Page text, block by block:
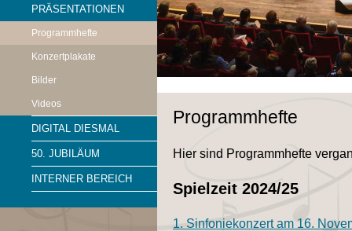
PRÄSENTATIONEN
Programmhefte
Konzertplakate
Bilder
Videos
DIGITAL DIESMAL
50. JUBILÄUM
INTERNER BEREICH
Programmhefte
Hier sind Programmhefte
Spielzeit 2024/25
1. Sinfoniekonzert am 16.